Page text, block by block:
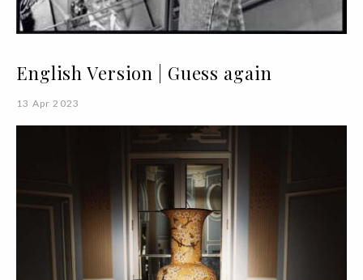
English Version | Guess again
13 Apr 2023